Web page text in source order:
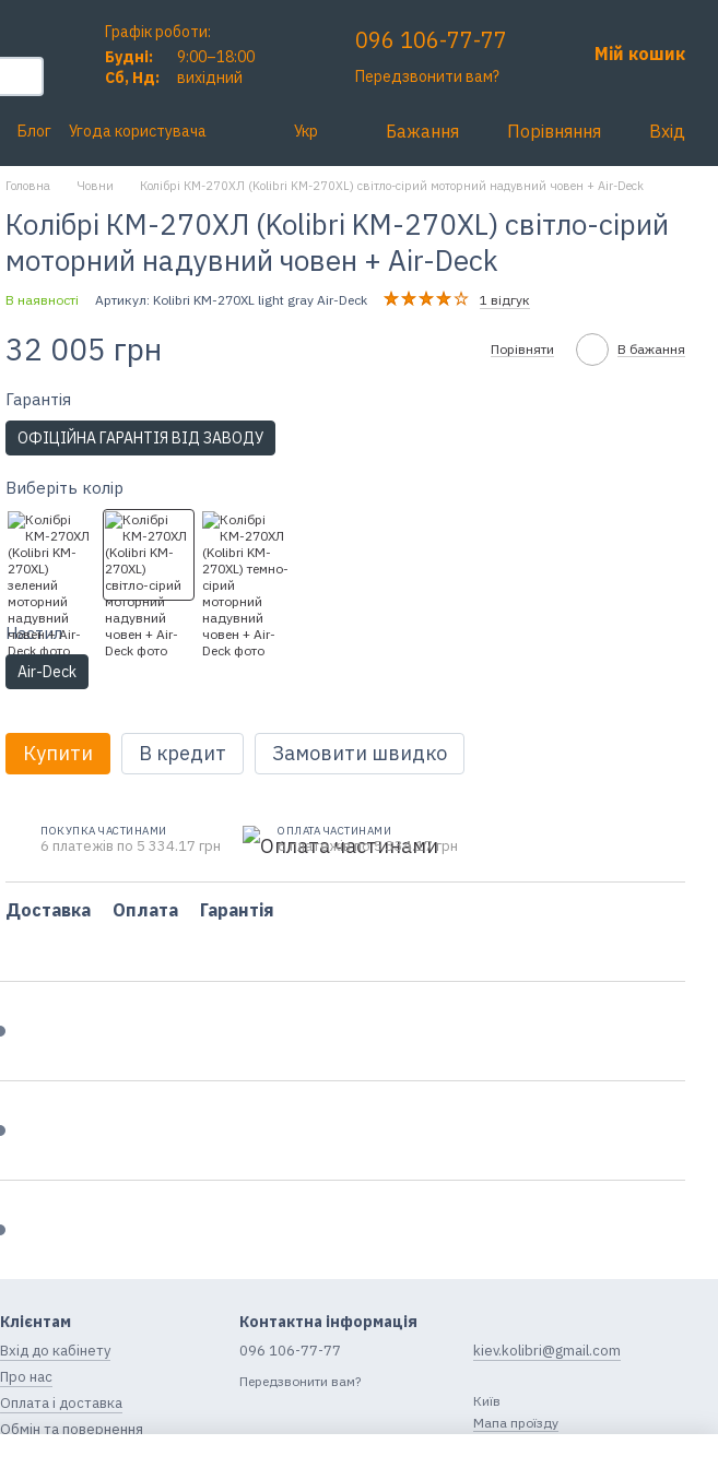
Графік роботи:
Будні:
9:00–18:00
Сб, Нд:
вихідний
096 106-77-77
Передзвонити вам?
Мій кошик
Блог Угода користувача Укр Бажання Порівняння Вхід
Головна Човни Колібрі КМ-270ХЛ (Kolibri KM-270XL) світло-сірий моторний надувний човен + Air-Deck
Колібрі КМ-270ХЛ (Kolibri KM-270XL) світло-сірий
моторний надувний човен + Air-Deck
В наявності Артикул: Kolibri KM-270XL light gray Air-Deck 1 відгук
32 005 грн Порівняти В бажання
Гарантiя
ОФІЦІЙНА ГАРАНТІЯ ВІД ЗАВОДУ
Виберіть колір
Настил
Air-Deck
Купити В кредит Замовити швидко
ПОКУПКА ЧАСТИНАМИ
6 платежів по 5 334.17 грн
ОПЛАТА ЧАСТИНАМИ
6 платежів по 5 334.17 грн
Доставка Оплата Гарантія
Клієнтам
Вхід до кабінету
Про нас
Оплата і доставка
Обмін та повернення
Контактна інформація
096 106-77-77
Передзвонити вам?
kiev.kolibri@gmail.com
Київ
Мапа проїзду